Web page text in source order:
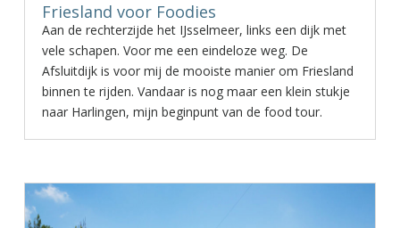
Friesland voor Foodies
Aan de rechterzijde het IJsselmeer, links een dijk met
vele schapen. Voor me een eindeloze weg. De
Afsluitdijk is voor mij de mooiste manier om Friesland
binnen te rijden. Vandaar is nog maar een klein stukje
naar Harlingen, mijn beginpunt van de food tour.